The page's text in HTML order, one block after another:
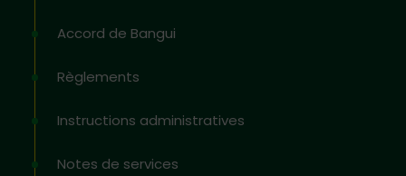
Accord de Bangui
Règlements
Instructions administratives
Notes de services